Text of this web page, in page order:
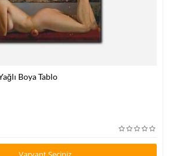
Boya Tablo